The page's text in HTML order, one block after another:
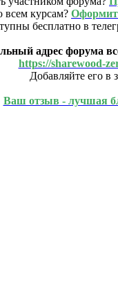
всем курсам?
бесплатно в
адрес форума
https://sharewood-
Добавляйте его в
Ваш отзыв - лучшая